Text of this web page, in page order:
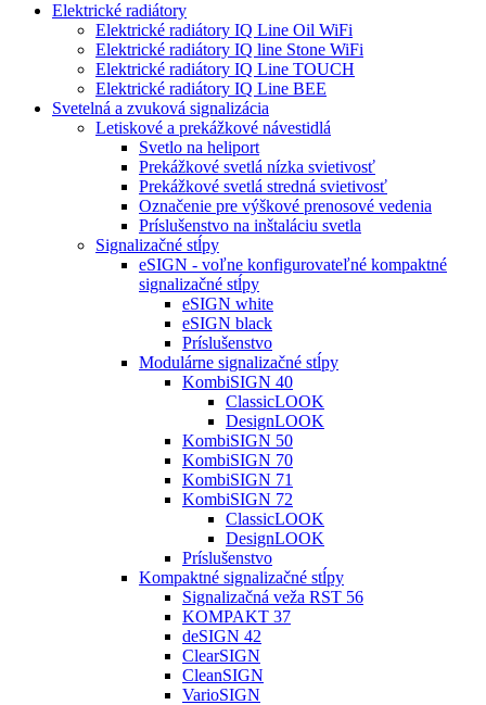
Elektrické radiátory
Elektrické radiátory IQ Line Oil WiFi
Elektrické radiátory IQ line Stone WiFi
Elektrické radiátory IQ Line TOUCH
Elektrické radiátory IQ Line BEE
Svetelná a zvuková signalizácia
Letiskové a prekážkové návestidlá
Svetlo na heliport
Prekážkové svetlá nízka svietivosť
Prekážkové svetlá stredná svietivosť
Označenie pre výškové prenosové vedenia
Príslušenstvo na inštaláciu svetla
Signalizačné stĺpy
eSIGN - voľne konfigurovateľné kompaktné
signalizačné stĺpy
eSIGN white
eSIGN black
Príslušenstvo
Modulárne signalizačné stĺpy
KombiSIGN 40
ClassicLOOK
DesignLOOK
KombiSIGN 50
KombiSIGN 70
KombiSIGN 71
KombiSIGN 72
ClassicLOOK
DesignLOOK
Príslušenstvo
Kompaktné signalizačné stĺpy
Signalizačná veža RST 56
KOMPAKT 37
deSIGN 42
ClearSIGN
CleanSIGN
VarioSIGN